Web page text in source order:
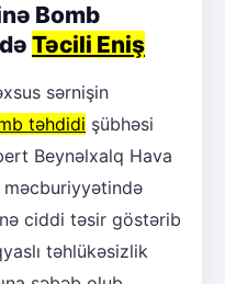
Bomb
Təcili Eniş
sərnişin
təhdidi şübhəsi
Beynəlxalq Hava
ciddi təsir göstərib
təhlükəsizlik